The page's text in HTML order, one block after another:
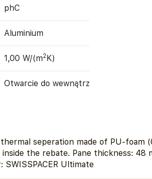
phC
Aluminium
1,00 W/(m2K)
Otwarcie do wewnątrz
seperation made of PU-foam
the rebate. Pane thickness: 48
Ultimate